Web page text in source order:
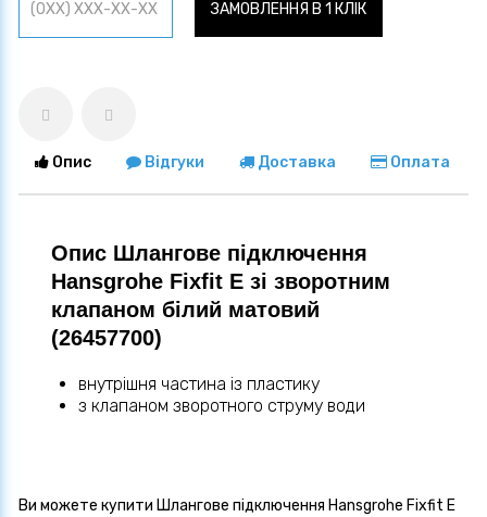
ЗАМОВЛЕННЯ В 1 КЛІК
Опис Відгуки Доставка Оплата
Опис Шлангове підключення
Hansgrohe Fixfit E зі зворотним
клапаном білий матовий
(26457700)
внутрішня частина із пластику
з клапаном зворотного струму води
Ви можете купити Шлангове підключення Hansgrohe Fixfit E